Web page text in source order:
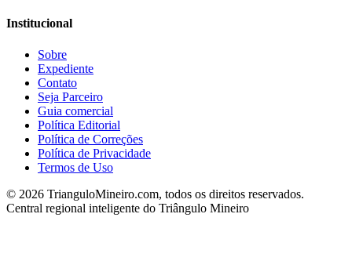
Institucional
Sobre
Expediente
Contato
Seja Parceiro
Guia comercial
Política Editorial
Política de Correções
Política de Privacidade
Termos de Uso
© 2026 TrianguloMineiro.com, todos os direitos reservados.
Central regional inteligente do Triângulo Mineiro